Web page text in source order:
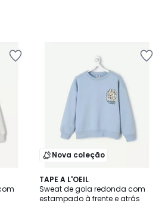
Nova coleção
TAPE A L'OEIL
Sweat de gola redonda com
estampado à frente e atrás